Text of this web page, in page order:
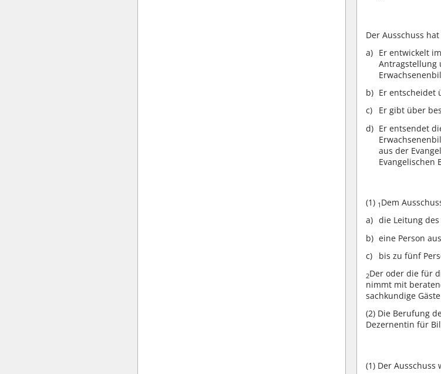
Der Ausschuss
Er entwickelt
Antragstellung
Er entscheidet
Er gibt über
Er entsendet
aus der
Evangelischen
(1) 1 Dem
die Leitung
eine Person
bis zu fünf
2Der oder die für
nimmt mit
sachkundige
(2) Die Berufung
Dezernentin für
(1) Der